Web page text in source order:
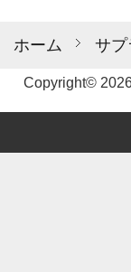
ホーム サプ
Copyright©